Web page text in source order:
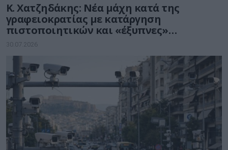
Κ. Χατζηδάκης: Νέα μάχη κατά της
γραφειοκρατίας με κατάργηση
πιστοποιητικών και «έξυπνες»
διασταυρώσεις του Δημοσίου
30.07.2026